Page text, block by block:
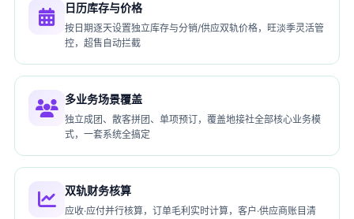
日历库存与价格
按日期逐天设置独立库存与分销/供应双轨价格，旺淡季灵活管
控，超售自动拦截
多业务场景覆盖
独立成团、散客拼团、单项预订，覆盖地接社全部核心业务模
式，一套系统全搞定
双轨财务核算
应收·应付并行核算，订单毛利实时计算，客户·供应商账目清